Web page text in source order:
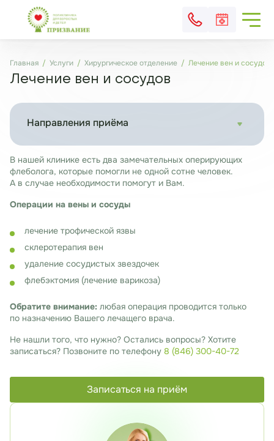
Главная Услуги Хирургическое отделение Лечение вен и сосудов
Лечение вен и сосудов
Направления приёма
В нашей клинике есть два замечательных оперирующих
флеболога, которые помогли не одной сотне человек.
А в случае необходимости помогут и Вам.
Операции на вены и сосуды
лечение трофической язвы
склеротерапия вен
удаление сосудистых звездочек
флебэктомия (лечение варикоза)
Обратите внимание: любая операция проводится только
по назначению Вашего лечащего врача.
Не нашли того, что нужно? Остались вопросы? Хотите
записаться? Позвоните по телефону 8 (846) 300-40-72
Записаться на приём